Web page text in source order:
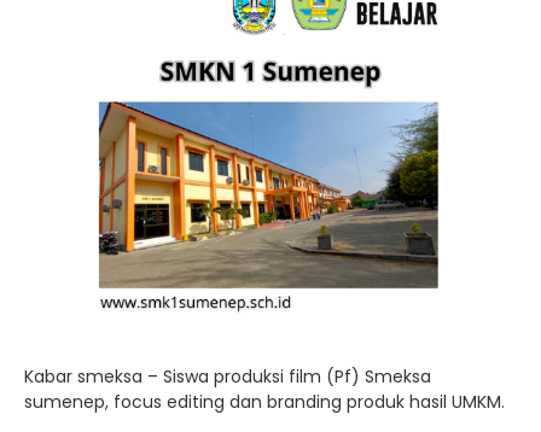
Kabar smeksa – Siswa produksi film (Pf) Smeksa
sumenep, focus editing dan branding produk hasil UMKM.